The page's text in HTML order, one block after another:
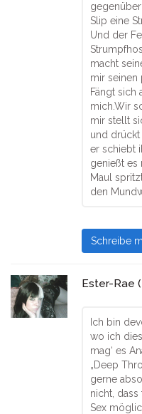
Slip eine
Und der
macht
mir seinen
Fängt sich
mich.Wir
mir stellt
und drückt
er schiebt
genießt es
Maul
den
Schreibe
Ester-Rae
Ich bin
wo ich
mag‘ es
„Deep
gerne
nicht,
Sex